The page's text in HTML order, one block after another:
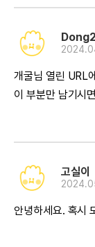
개굴님 열린 URL
이 부분만 남기시
고실이